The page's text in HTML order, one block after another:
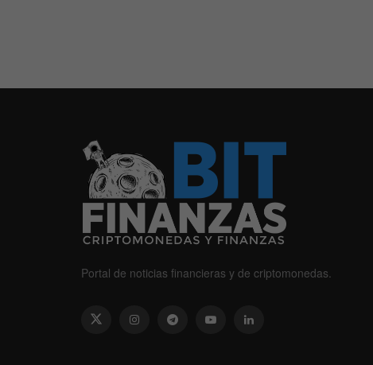
Portal de noticias financieras y de criptomonedas.